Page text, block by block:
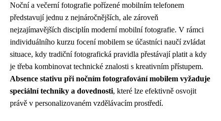
Noční a večerní fotografie pořízené mobilním telefonem
představují jednu z nejnáročnějších, ale zároveň
nejzajímavějších disciplín moderní mobilní fotografie. V rámci
individuálního kurzu focení mobilem se účastníci naučí zvládat
situace, kdy tradiční fotografická pravidla přestávají platit a kdy
je třeba kombinovat technické znalosti s kreativním přístupem.
Absence stativu při nočním fotografování mobilem vyžaduje
speciální techniky a dovednosti, které lze efektivně osvojit
právě v personalizovaném vzdělávacím prostředí.